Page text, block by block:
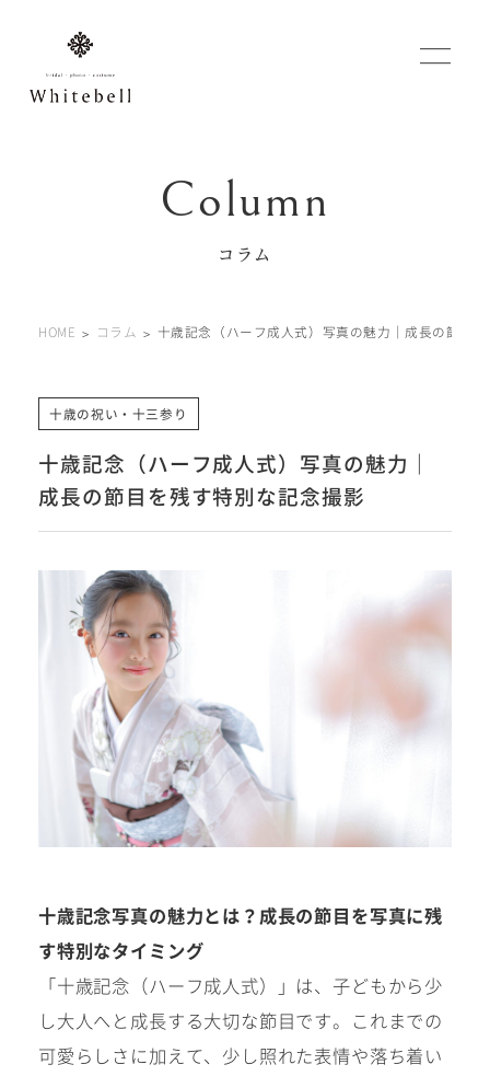
WEBでご予約
浜松店 tel.0120-465-150
営業時間 10:00～19:00 水曜日、第2第4火曜日定休
#撮影メニュー
ウエディング マタニティ
初宮参り/
百日祝い
レンタル
卒園/入学
十歳の祝い/
十三参り
コラム
HOME コラム 十歳記念（ハーフ成人式）写真の魅力｜成長の節目
十歳の祝い・十三参り
十歳記念（ハーフ成人式）写真の魅力｜
成長の節目を残す特別な記念撮影
十歳記念写真の魅力とは？成長の節目を写真に残
す特別なタイミング
「十歳記念（ハーフ成人式）」は、子どもから少
し大人へと成長する大切な節目です。これまでの
可愛らしさに加えて、少し照れた表情や落ち着い